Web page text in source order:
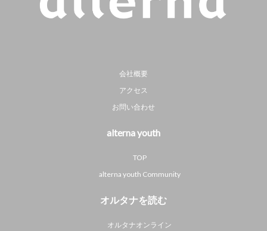
会社概要
アクセス
お問い合わせ
alterna youth
TOP
alterna youth Community
オルタナを読む
オルタナオンライン